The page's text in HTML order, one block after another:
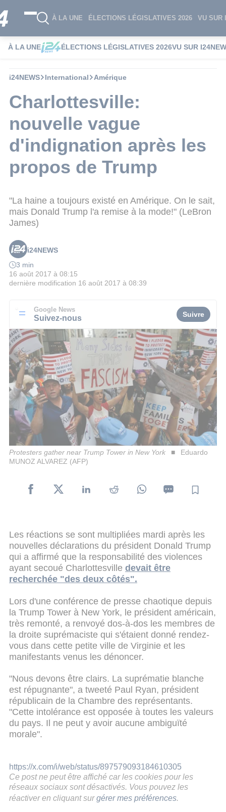
À LA UNE ÉLECTIONS LÉGISLATIVES 2026 VU SUR
À LA UNE ÉLECTIONS LÉGISLATIVES 2026VU SUR
i24NEWS International Amérique
Charlottesville:
nouvelle vague
d'indignation après les
propos de Trump
"La haine a toujours existé en Amérique. On le sait,
mais Donald Trump l'a remise à la mode!" (LeBron
James)
i24NEWS
3 min
16 août 2017 à 08:15
dernière modification 16 août 2017 à 08:39
Google News
Suivez-nous Suivre
Protesters gather near Trump Tower in New York
Eduardo
MUNOZ ALVAREZ (AFP)
Les réactions se sont multipliées mardi après les
nouvelles déclarations du président Donald Trump
qui a affirmé que la responsabilité des violences
ayant secoué Charlottesville devait être
recherchée "des deux côtés".
Lors d'une conférence de presse chaotique depuis
la Trump Tower à New York, le président américain,
très remonté, a renvoyé dos-à-dos les membres de
la droite suprémaciste qui s'étaient donné rendez-
vous dans cette petite ville de Virginie et les
manifestants venus les dénoncer.
"Nous devons être clairs. La suprématie blanche
est répugnante", a tweeté Paul Ryan, président
républicain de la Chambre des représentants.
"Cette intolérance est opposée à toutes les valeurs
du pays. Il ne peut y avoir aucune ambiguïté
morale".
https://x.com/i/web/status/897579093184610305
Ce post ne peut être affiché car les cookies pour les
réseaux sociaux sont désactivés. Vous pouvez les
réactiver en cliquant sur gérer mes préférences.